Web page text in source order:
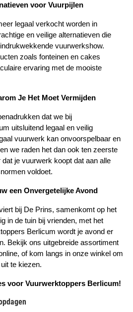
voor Vuurpijlen
legaal verkocht worden in
en veilige alternatieven die
vuurwerkshow.
zoals fonteinen en cakes
ervaring met de mooiste
Je Het Moet Vermijden
dat we bij
uitsluitend legaal en veilig
vuurwerk kan onvoorspelbaar en
we raden het dan ook ten zeerste
je vuurwerk koopt dat aan alle
voldoet.
een Onvergetelijke Avond
bij De Prins, samenkomt op het
in de tuin bij vrienden, met het
Berlicum wordt je avond er
Bekijk ons uitgebreide assortiment
of kom langs in onze winkel om
te kiezen.
voor Vuurwerktoppers Berlicum!